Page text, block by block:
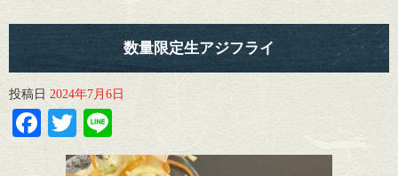
数量限定生アジフライ
投稿日 2024年7月6日
Facebook
Twitter